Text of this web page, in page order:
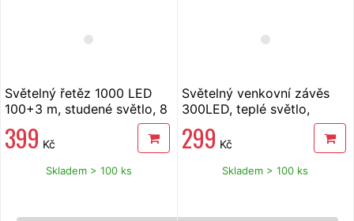
Světelný řetěz 1000 LED
100+3 m, studené světlo, 8
399 Kč
Skladem > 100 ks
Světelný venkovní závěs
300LED, teplé světlo,
299 Kč
Skladem > 100 ks